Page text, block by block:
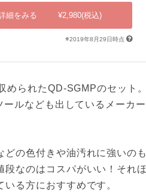
細をみる ¥2,980(税込)
※2019年8月29日時点
られたQD-SGMPのセット。
ルなども出しているメーカー
の色付きや油汚れに強いのも
なのはコスパがいい！それほ
る方におすすめです。